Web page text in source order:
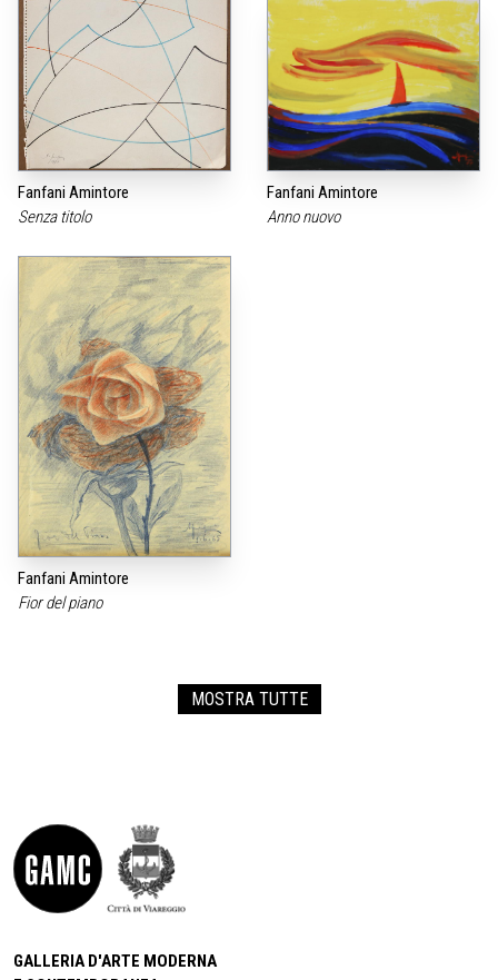
Fanfani Amintore
Senza titolo
Fanfani Amintore
Anno nuovo
Fanfani Amintore
Fior del piano
MOSTRA TUTTE
GALLERIA D'ARTE MODERNA